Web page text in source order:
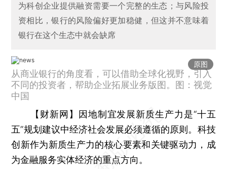
为科创企业提供融资需要一个完整的生态；与风险投
资相比，银行的风险偏好更加稳健，但这并不意味着
银行在这个生态中就会缺席
原图
从商业银行的角度看，可以借助全球化视野，引入
不同的投资者，帮助企业拓展业务版图。图：视觉
中国
【财新网】
因地制宜发展新质生产力是“十五
五”规划建议中经济社会发展必须遵循的原则。科技
创新作为新质生产力的核心要素和关键驱动力，成
为金融服务实体经济的重点方向。